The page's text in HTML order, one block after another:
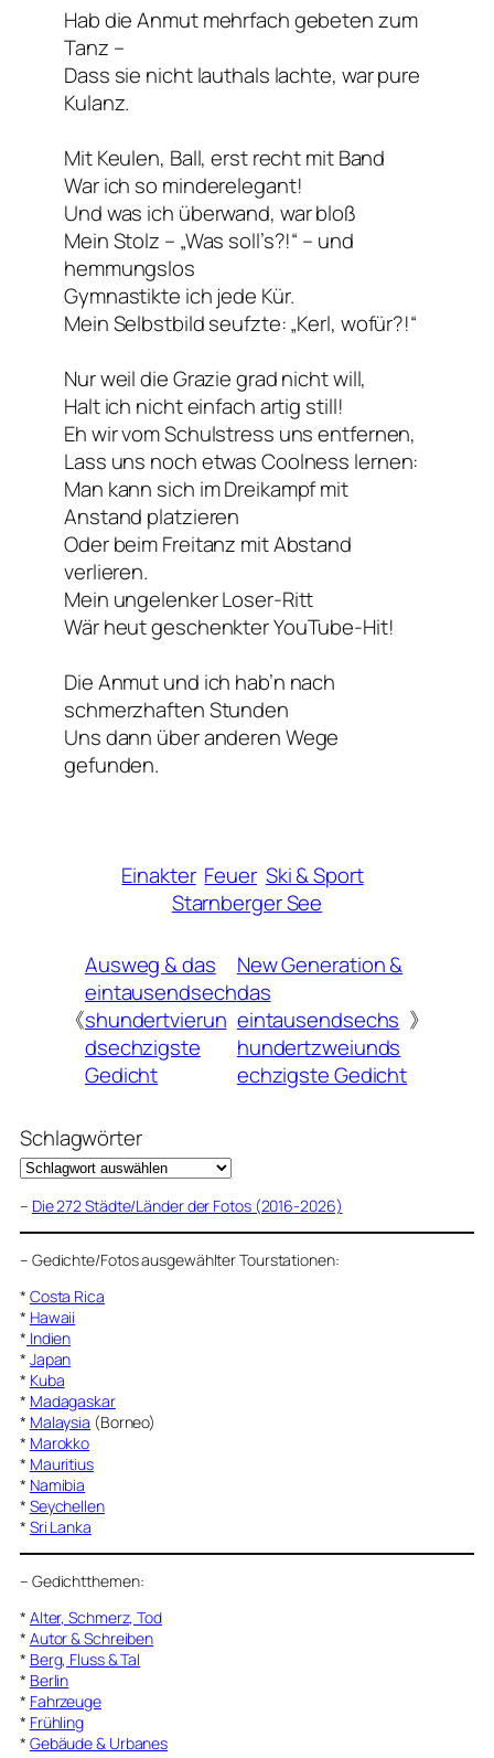
Hab die Anmut mehrfach gebeten zum
Tanz –
Dass sie nicht lauthals lachte, war pure
Kulanz.
Mit Keulen, Ball, erst recht mit Band
War ich so minderelegant!
Und was ich überwand, war bloß
Mein Stolz – „Was soll’s?!“ – und
hemmungslos
Gymnastikte ich jede Kür.
Mein Selbstbild seufzte: „Kerl, wofür?!“
Nur weil die Grazie grad nicht will,
Halt ich nicht einfach artig still!
Eh wir vom Schulstress uns entfernen,
Lass uns noch etwas Coolness lernen:
Man kann sich im Dreikampf mit
Anstand platzieren
Oder beim Freitanz mit Abstand
verlieren.
Mein ungelenker Loser-Ritt
Wär heut geschenkter YouTube-Hit!
Die Anmut und ich hab’n nach
schmerzhaften Stunden
Uns dann über anderen Wege
gefunden.
Einakter Feuer Ski & Sport
Starnberger See
《
Ausweg & das
eintausendsech
shundertvierun
dsechzigste
Gedicht
New Generation &
das
eintausendsechs
hundertzweiunds
echzigste Gedicht
》
Schlagwörter
– Die 272 Städte/Länder der Fotos (2016-2026)
– Gedichte/Fotos ausgewählter Tourstationen:
* Costa Rica
* Hawaii
* Indien
* Japan
* Kuba
* Madagaskar
* Malaysia (Borneo)
* Marokko
* Mauritius
* Namibia
* Seychellen
* Sri Lanka
– Gedichtthemen:
* Alter, Schmerz, Tod
* Autor & Schreiben
* Berg, Fluss & Tal
* Berlin
* Fahrzeuge
* Frühling
* Gebäude & Urbanes